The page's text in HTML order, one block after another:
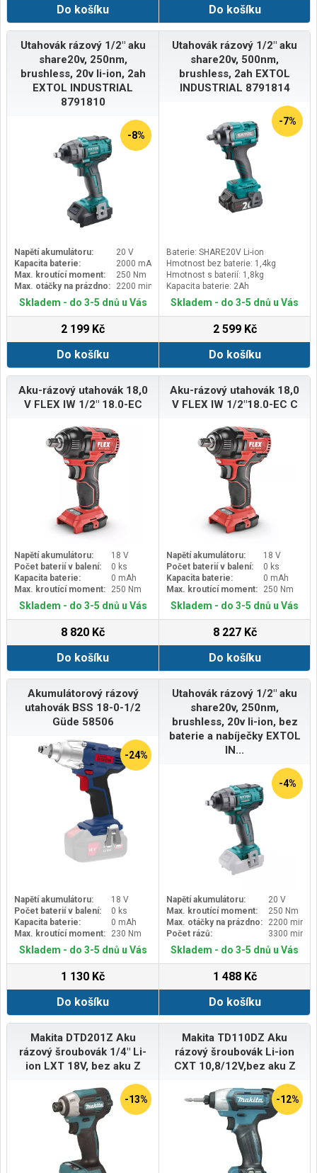
Do košíku
Do košíku
Utahovák rázový 1/2" aku
share20v, 250nm,
brushless, 20v li-ion, 2ah
EXTOL INDUSTRIAL
8791810
-8%
Napětí akumulátoru:
20 V
Kapacita baterie:
2000 mAh
Max. kroutící moment:
250 Nm
Max. otáčky na prázdno:
2200 min-1
Skladem - do 3-5 dnů u Vás
2 199 Kč
Do košíku
Utahovák rázový 1/2" aku
share20v, 500nm,
brushless, 2ah EXTOL
INDUSTRIAL 8791814
-7%
Baterie: SHARE20V Li-ion
Hmotnost bez baterie: 1,4kg
Hmotnost s baterií: 1,8kg
Kapacita baterie: 2Ah
Skladem - do 3-5 dnů u Vás
2 599 Kč
Do košíku
Aku-rázový utahovák 18,0
V FLEX IW 1/2" 18.0-EC
Napětí akumulátoru:
18 V
Počet baterií v balení:
0 ks
Kapacita baterie:
0 mAh
Max. kroutící moment:
250 Nm
Skladem - do 3-5 dnů u Vás
8 820 Kč
Do košíku
Aku-rázový utahovák 18,0
V FLEX IW 1/2"18.0-EC C
Napětí akumulátoru:
18 V
Počet baterií v balení:
0 ks
Kapacita baterie:
0 mAh
Max. kroutící moment:
250 Nm
Skladem - do 3-5 dnů u Vás
8 227 Kč
Do košíku
Akumulátorový rázový
utahovák BSS 18-0-1/2
Güde 58506
-24%
Napětí akumulátoru:
18 V
Počet baterií v balení:
0 ks
Kapacita baterie:
0 mAh
Max. kroutící moment:
230 Nm
Skladem - do 3-5 dnů u Vás
1 130 Kč
Do košíku
Utahovák rázový 1/2" aku
share20v, 250nm,
brushless, 20v li-ion, bez
baterie a nabíječky EXTOL
IN...
-4%
Napětí akumulátoru:
20 V
Max. kroutící moment:
250 Nm
Max. otáčky na prázdno:
2200 min-1
Počet rázů:
3300 min-1
Skladem - do 3-5 dnů u Vás
1 488 Kč
Do košíku
Makita DTD201Z Aku
rázový šroubovák 1/4" Li-
ion LXT 18V, bez aku Z
-13%
Makita TD110DZ Aku
rázový šroubovák Li-ion
CXT 10,8/12V,bez aku Z
-12%